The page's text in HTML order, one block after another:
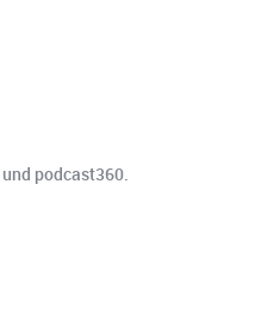
podcast360.